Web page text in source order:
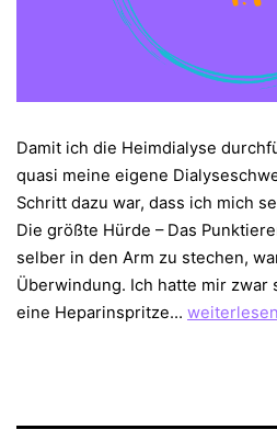
Damit ich die Heimdialyse
quasi meine eigene
Schritt dazu war, dass ich mich
Die größte Hürde – Das
selber in den Arm zu stechen,
Überwindung. Ich hatte mir
eine Heparinspritze… Sich
weiterlesen